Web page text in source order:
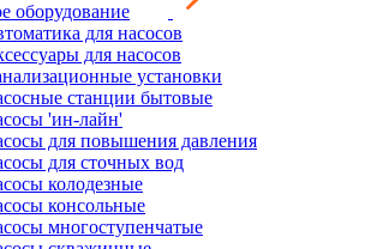
оборудование
для насосов
для насосов
установки
станции бытовые
'ин-лайн'
для повышения давления
для сточных вод
колодезные
консольные
многоступенчатые